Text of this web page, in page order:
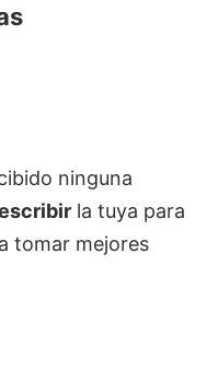
ninguna
la tuya para
tomar mejores